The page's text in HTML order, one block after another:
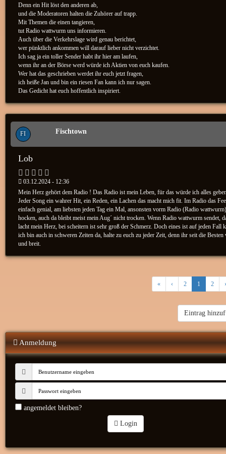
Denn ein Hit löst den anderen ab,
und die Moderatoren halten die Zuhörer auf trapp.
Mit Themen die einen tangieren,
tut Radio wattwurm uns informieren.
Auch über die Verkehrslage wird genau berichtet,
wer pünktlich ankommen will darauf lieber nicht verzichtet.
Ich sag ja ein toller Sender habt ihr hier am laufen,
wenn ihr an der Börse werd würde ich Aktien von euch kaufen.
Wer hat das geschrieben werdet ihr euch jetzt fragen,
ich heiße Jan und bin ein riesen Fan kann ich nur sagen.
Das Gedicht hat euch hoffentlich inspiriert.
FI Fischtown
Lob
03.12.2024 - 12:36
Mein Herz gehört dem Radio ! Das Radio ist mein Leben, für das würde ich alles
Jeder Song ein wahrer Hit, ein Reden, ein Lachen das macht mich fit. Im Radio das
einfach genial, am liebsten jeden Tag ein Mal, ansonsten vorm Radio (Radio wattwurm)
hocken, auch da bleibt meist mein Aug´ nicht trocken. Wenn Radio wattwurm sendet,
lacht mein Herz, bei scheitern ist sehr groß der Schmerz. Doch eines ist auf jeden Fall
ich bin auch in schweren Zeiten da, halte zu euch zu jeder Zeit, denn ihr seit die Besten
und breit.
« ‹ 2 1 2
Eintrag
Anmeldung
angemeldet bleiben?
Login